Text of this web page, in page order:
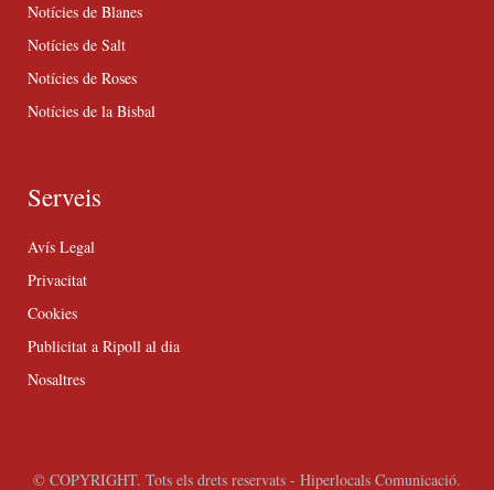
Notícies de Blanes
Notícies de Salt
Notícies de Roses
Notícies de la Bisbal
Serveis
Avís Legal
Privacitat
Cookies
Publicitat a Ripoll al dia
Nosaltres
© COPYRIGHT. Tots els drets reservats - Hiperlocals Comunicació.